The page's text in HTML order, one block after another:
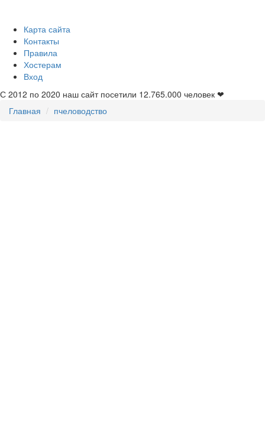
Карта сайта
Контакты
Правила
Хостерам
Вход
С 2012 по 2020 наш сайт посетили 12.765.000 человек ❤
Главная
пчеловодство